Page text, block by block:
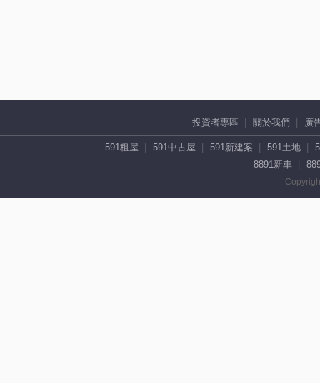
投資者專區 關於我們 廣
591租屋 591中古屋 591新建案 591土地
8891新車